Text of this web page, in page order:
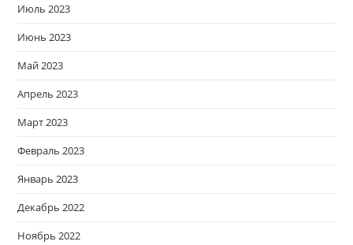
Июль 2023
Июнь 2023
Май 2023
Апрель 2023
Март 2023
Февраль 2023
Январь 2023
Декабрь 2022
Ноябрь 2022